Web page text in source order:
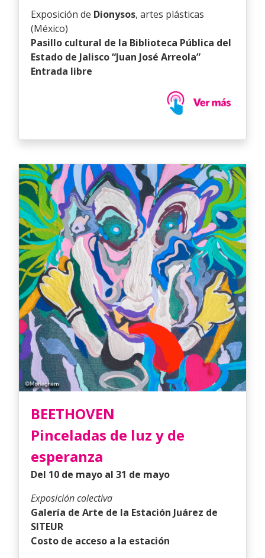
Exposición de Dionysos, artes plásticas
(México)
Pasillo cultural de la Biblioteca Pública del
Estado de Jalisco “Juan José Arreola”
Entrada libre
BEETHOVEN
Pinceladas de luz y de
esperanza
Del 10 de mayo al 31 de mayo
Exposición colectiva
Galería de Arte de la Estación Juárez de
SITEUR
Costo de acceso a la estación